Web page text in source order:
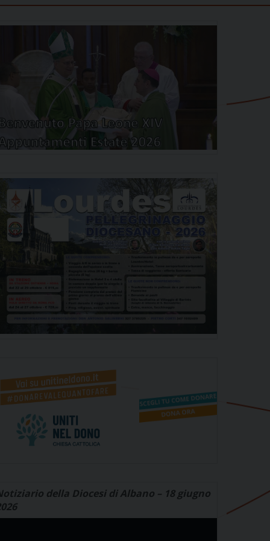
della Diocesi di Albano – 18 giugno